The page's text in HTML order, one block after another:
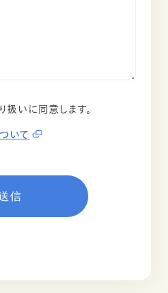
いに同意します。
いて